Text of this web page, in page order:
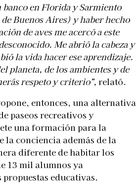
banco en Florida y Sarmiento
Buenos Aires) y haber hecho
de aves me acercó a este
Me abrió la cabeza y
la vida hacer ese aprendizaje.
planeta, de los ambientes y de
respeto y criterio”, relató.
entonces, una alternativa
paseos recreativos y
una formación para la
la conciencia además de la
diferente de habitar los
13 mil alumnos ya
educativas.